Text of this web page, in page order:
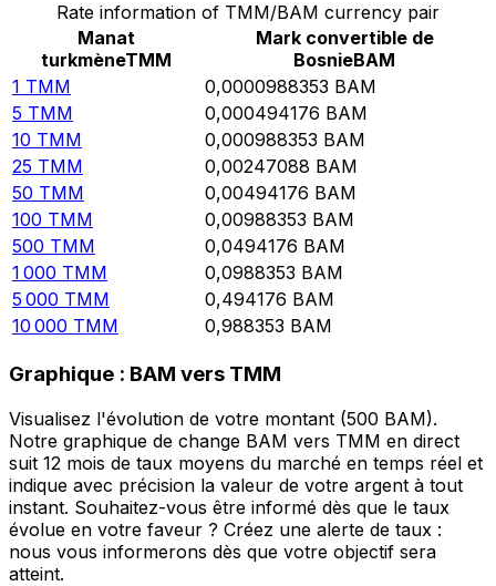
Rate information of TMM/BAM currency pair
Manat
turkmèneTMM
Mark convertible de
BosnieBAM
1 TMM 0,0000988353 BAM
5 TMM 0,000494176 BAM
10 TMM 0,000988353 BAM
25 TMM 0,00247088 BAM
50 TMM 0,00494176 BAM
100 TMM 0,00988353 BAM
500 TMM 0,0494176 BAM
1 000 TMM 0,0988353 BAM
5 000 TMM 0,494176 BAM
10 000 TMM 0,988353 BAM
Graphique : BAM vers TMM
Visualisez l'évolution de votre montant (500 BAM).
Notre graphique de change BAM vers TMM en direct
suit 12 mois de taux moyens du marché en temps réel et
indique avec précision la valeur de votre argent à tout
instant. Souhaitez-vous être informé dès que le taux
évolue en votre faveur ? Créez une alerte de taux :
nous vous informerons dès que votre objectif sera
atteint.